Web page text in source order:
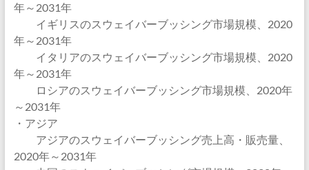
年～2031年
イギリスのスウェイバーブッシング市場規模、2020
年～2031年
イタリアのスウェイバーブッシング市場規模、2020
年～2031年
ロシアのスウェイバーブッシング市場規模、2020年
～2031年
・アジア
アジアのスウェイバーブッシング売上高・販売量、
2020年～2031年